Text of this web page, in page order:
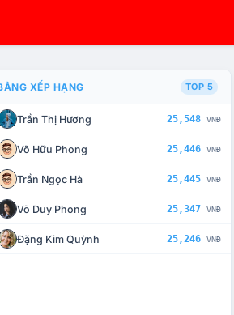
CHẾ TÀI XỬ LÝ VI PHẠM
XẾP HẠNG TOP 5
Trần Thị Hương 25,548 VNĐ
Võ Hữu Phong 25,446 VNĐ
Trần Ngọc Hà 25,445 VNĐ
Võ Duy Phong 25,347 VNĐ
Đặng Kim Quỳnh 25,246 VNĐ